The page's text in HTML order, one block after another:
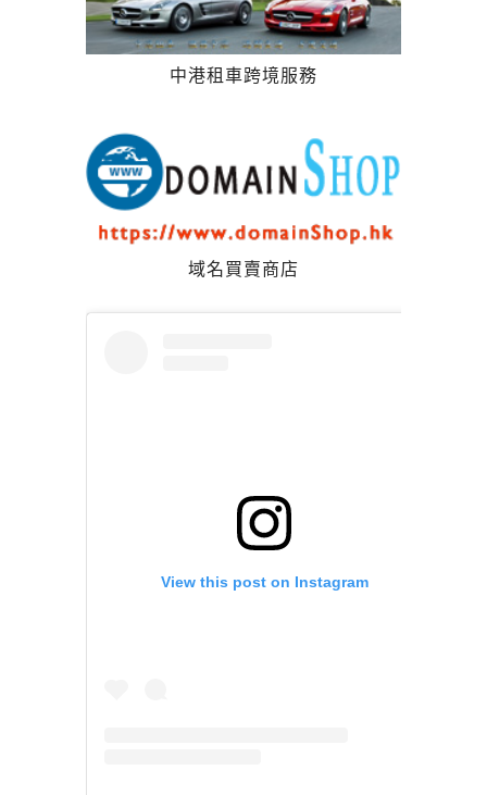
中港租車跨境服務
域名買賣商店
View this post on Instagram